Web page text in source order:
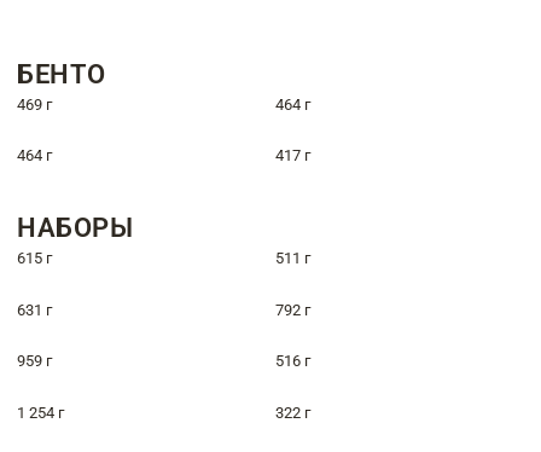
БЕНТО
469 г 464 г
464 г 417 г
НАБОРЫ
615 г 511 г
631 г 792 г
959 г 516 г
1 254 г 322 г